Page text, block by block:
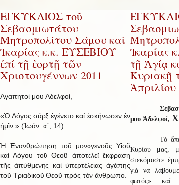
ΕΓΚΥΚΛΙΟΣ τοῦ
Σεβασμιωτάτου
Μητροπολίτου Σάμου καί
Ἰκαρίας κ.κ. ΕΥΣΕΒΙΟΥ
ἐπί τῇ ἑορτῇ τῶν
Χριστουγέννων 2011
Ἀγαπητοί μου Ἀδελφοί,
«Ὁ Λόγος σάρξ ἐγένετο καί ἐσκήνωσεν ἐν
ἡμῖν.» (Ἰωάν. α΄, 14).
Ἡ Ἐνανθρώπηση τοῦ μονογενοῦς Υἱοῦ
καί Λόγου τοῦ Θεοῦ ἀποτελεῖ ἔκφραση
τῆς ἀπύθμενης καί ὑπερτέλειας ἀγάπης
τοῦ Τριαδικοῦ Θεοῦ πρός τόν ἄνθρωπο.
Ἰκαρίας
τῇ Ἁγίᾳ
Κυριακῇ
Ἀπριλίου
μου Ἀδελφοί,
Τό
Κυρίου μας,
στεκόμαστε
γιά νά
φωτός» καί